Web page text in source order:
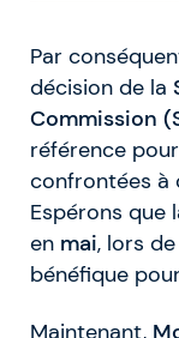
Par
décision de la
Commission
référence
confrontées à
Espérons que
en mai, lors
bénéfique
Maintenant,